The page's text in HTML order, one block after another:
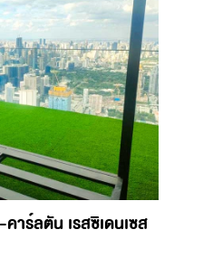
คาร์ลตัน เรสซิเดนเซส